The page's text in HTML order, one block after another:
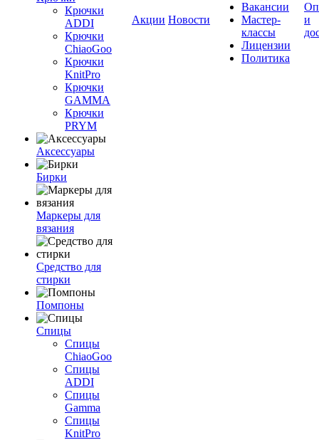
Крючки
ADDI
Крючки
ChiaoGoo
Крючки
KnitPro
Крючки
GAMMA
Крючки
PRYM
Аксессуары
Бирки
Маркеры для
вязания
Средство для
стирки
Помпоны
Спицы
Спицы
ChiaoGoo
Спицы
ADDI
Спицы
Gamma
Спицы
KnitPro
Акции Новости
Вакансии
Мастер-
классы
Лицензии
Политика
и